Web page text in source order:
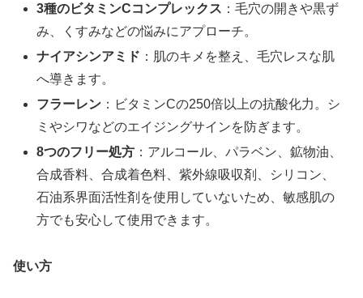
3種のビタミンCコンプレックス ：毛穴の開きや黒ず
み、くすみなどの悩みにアプローチ。
ナイアシンアミド ：肌のキメを整え、毛穴レスな肌
へ導きます。
フラーレン ：ビタミンCの250倍以上の抗酸化力。シ
ミやシワなどのエイジングサインを防ぎます。
8つのフリー処方 ：アルコール、パラベン、鉱物油、
合成香料、合成着色料、紫外線吸収剤、シリコン、
石油系界面活性剤を使用していないため、敏感肌の
方でも安心して使用できます。
使い方